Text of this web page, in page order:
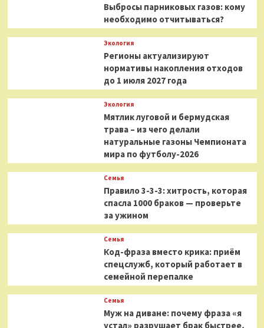
Выбросы парниковых газов: кому
необходимо отчитываться?
Экология
Регионы актуализируют
нормативы накопления отходов
до 1 июля 2027 года
Экология
Мятлик луговой и бермудская
трава – из чего делали
натуральные газоны Чемпионата
мира по футболу-2026
Семья
Правило 3-3-3: хитрость, которая
спасла 1000 браков — проверьте
за ужином
Семья
Код-фраза вместо крика: приём
спецслужб, который работает в
семейной перепалке
Семья
Муж на диване: почему фраза «я
устал» разрушает брак быстрее,